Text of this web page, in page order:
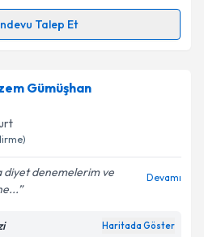
Talep Et
Talebi
randevu takvimi talebi
randevu almanız için bir
e-posta ile bilgilendireceğiz.
işlenmesine ilişkin Aydınlatma
Gümüşhan
diyet denemelerim ve
Devamı
Haritada Göster